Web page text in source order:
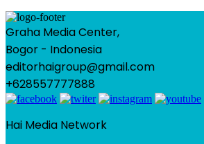
Graha Media Center,
Bogor - Indonesia
editorhaigroup@gmail.com
+628557777888
Hai Media Network